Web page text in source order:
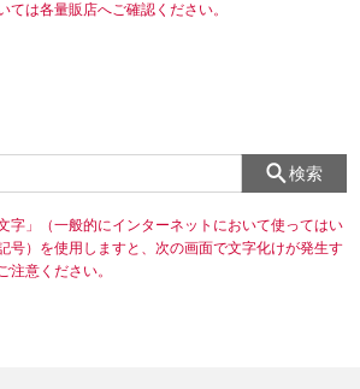
ては各量販店へご確認ください。
検索
字」（一般的にインターネットにおいて使ってはい
号）を使用しますと、次の画面で文字化けが発生す
注意ください。